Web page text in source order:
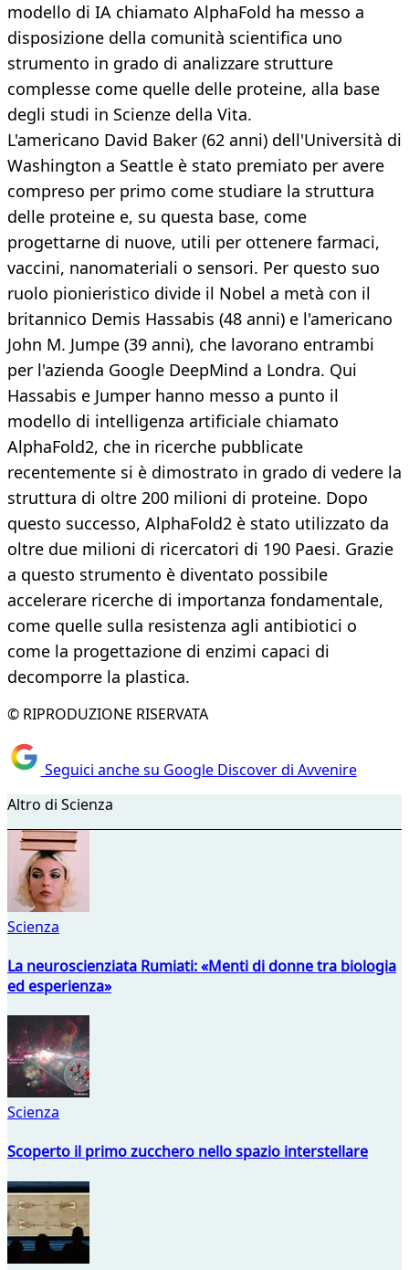
modello di IA chiamato AlphaFold ha messo a
disposizione della comunità scientifica uno
strumento in grado di analizzare strutture
complesse come quelle delle proteine, alla base
degli studi in Scienze della Vita.
L'americano David Baker (62 anni) dell'Università di
Washington a Seattle è stato premiato per avere
compreso per primo come studiare la struttura
delle proteine e, su questa base, come
progettarne di nuove, utili per ottenere farmaci,
vaccini, nanomateriali o sensori. Per questo suo
ruolo pionieristico divide il Nobel a metà con il
britannico Demis Hassabis (48 anni) e l'americano
John M. Jumpe (39 anni), che lavorano entrambi
per l'azienda Google DeepMind a Londra. Qui
Hassabis e Jumper hanno messo a punto il
modello di intelligenza artificiale chiamato
AlphaFold2, che in ricerche pubblicate
recentemente si è dimostrato in grado di vedere la
struttura di oltre 200 milioni di proteine. Dopo
questo successo, AlphaFold2 è stato utilizzato da
oltre due milioni di ricercatori di 190 Paesi. Grazie
a questo strumento è diventato possibile
accelerare ricerche di importanza fondamentale,
come quelle sulla resistenza agli antibiotici o
come la progettazione di enzimi capaci di
decomporre la plastica.
© RIPRODUZIONE RISERVATA
Seguici anche su Google Discover di Avvenire
Altro di Scienza
Scienza
La neuroscienziata Rumiati: «Menti di donne tra biologia
ed esperienza»
Scienza
Scoperto il primo zucchero nello spazio interstellare